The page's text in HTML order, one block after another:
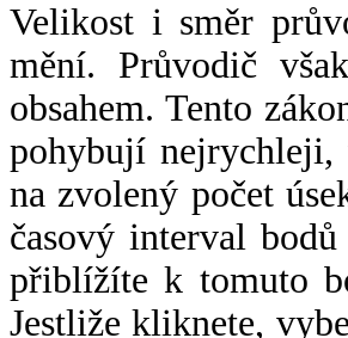
Velikost i směr
mění. Průvodič
obsahem. Tento
pohybují nejrychleji,
na zvolený počet
časový interval
přiblížíte k tomuto
Jestliže kliknete,